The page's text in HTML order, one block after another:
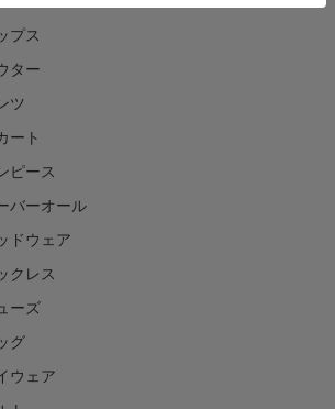
プス
ター
ツ
ート
ピース
バーオール
ドウェア
クレス
ーズ
グ
ウェア